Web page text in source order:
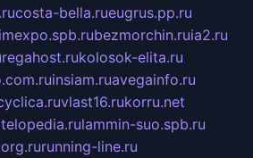
costa-bella.rueugrus.pp.ru
bezmorchin.ruia2.ru
regahost.rukolosok-elita.ru
insiam.ruavegainfo.ru
vlast16.rukorru.net
lammin-suo.spb.ru
running-line.ru